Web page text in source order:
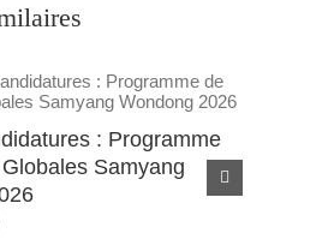
: Programme
Samyang